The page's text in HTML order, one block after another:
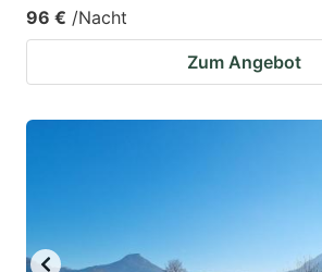
96 € /Nacht
Zum Angebot